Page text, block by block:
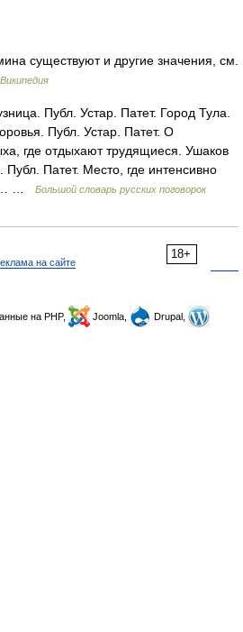
существуют и другие значения, см.
Википедия
Публ. Устар. Патет. Город Тула.
Публ. Устар. Патет. О
где отдыхают трудящиеся. Ушаков
Публ. Патет. Место, где интенсивно
…
Большой словарь русских поговорок
18+
на сайте
на PHP, Joomla,
Drupal,